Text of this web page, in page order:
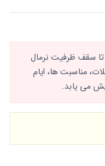
سقف ظرفیت نرمال
مناسبت ها، ایام
می یابد.